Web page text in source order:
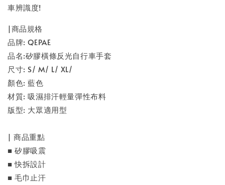
車辨識度!
|商品規格
品牌: QEPAE
品名:矽膠橫條反光自行車手套
尺寸: S/ M/ L/ XL/
顏色: 藍色
材質: 吸濕排汗輕量彈性布料
版型: 大眾適用型
| 商品重點
■ 矽膠吸震
■ 快拆設計
■ 毛巾止汗